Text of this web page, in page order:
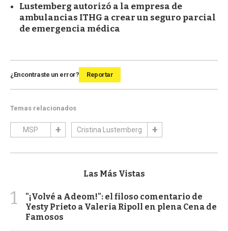
Lustemberg autorizó a la empresa de
ambulancias ITHG a crear un seguro parcial
de emergencia médica
¿Encontraste un error? Reportar
Temas relacionados
MSP Cristina Lustemberg
Las Más Vistas
1
"¡Volvé a Adeom!": el filoso comentario de
Yesty Prieto a Valeria Ripoll en plena Cena de
Famosos